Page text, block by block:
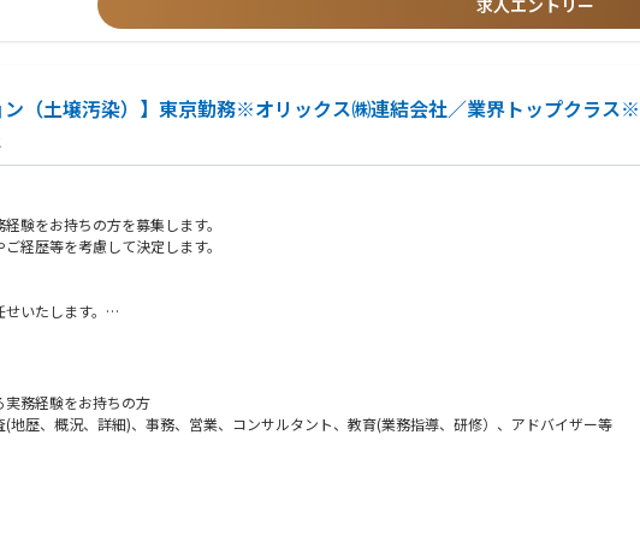
ーパス(※音声が再生されます)
介
ja/about
value.html
求人エントリー
ン（土壌汚染）】東京勤務※オリックス㈱連結会社／業界トップクラス※
験をお持ちの方を募集します。
経歴等を考慮して決定します。
いたします。
録、計画書、報告書、届出書類等)
実務経験をお持ちの方
(地歴、概況、詳細)、事務、営業、コンサルタント、教育(業務指導、研修）、アドバイザー等
汚染調査技術管理者、宅地建物取引士など
ちの方を歓迎します◎